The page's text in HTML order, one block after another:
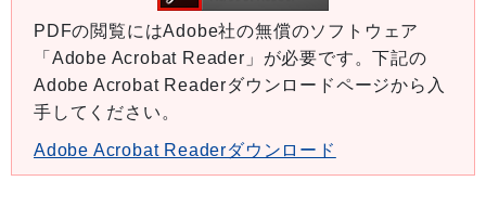
PDFの閲覧にはAdobe社の無償のソフトウェア
「Adobe Acrobat Reader」が必要です。下記の
Adobe Acrobat Readerダウンロードページから入
手してください。
Adobe Acrobat Readerダウンロード